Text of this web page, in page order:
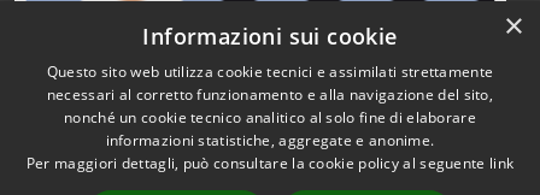
Accessibilità
Copyright © 2026 • Città di
Paullo • Powered by
×
Informazioni sui cookie
Questo sito web utilizza cookie tecnici e assimilati strettamente
necessari al corretto funzionamento e alla navigazione del sito,
nonché un cookie tecnico analitico al solo fine di elaborare
informazioni statistiche, aggregate e anonime.
Per maggiori dettagli, può consultare la cookie policy al seguente link